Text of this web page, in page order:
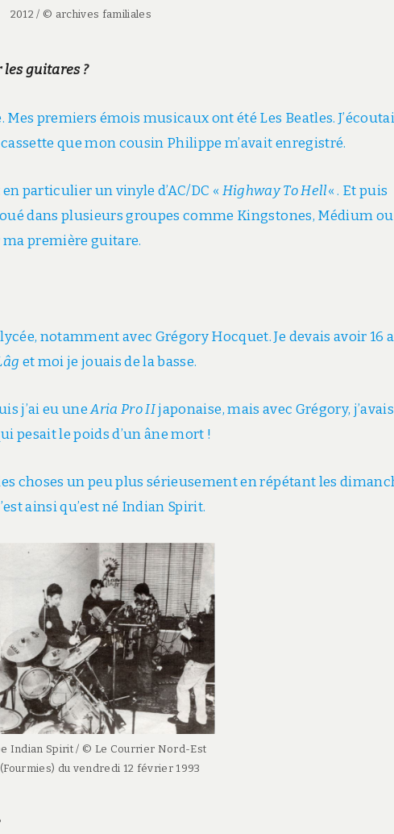
2012 / © archives familiales
les guitares ?
Mes premiers émois musicaux ont été Les Beatles.
que mon cousin Philippe m’avait enregistré.
particulier un vinyle d’AC/DC « Highway To Hell« . Et puis
dans plusieurs groupes comme Kingstones, Médium ou
ma première guitare.
notamment avec Grégory Hocquet. Je devais avoir 16
et moi je jouais de la basse.
j’ai eu uneAria Pro IIjaponaise, mais avec Grégory,
pesait le poids d’un âne mort !
choses un peu plus sérieusement en répétant les
ainsi qu’est né Indian Spirit.
Indian Spirit / © Le Courrier Nord-Est
du vendredi 12 février 1993